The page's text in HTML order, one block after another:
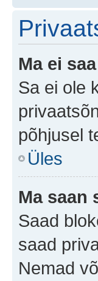
Ma ei
Sa ei ole
põhjusel
Üles
Ma saan
Saad
saad
Nemad